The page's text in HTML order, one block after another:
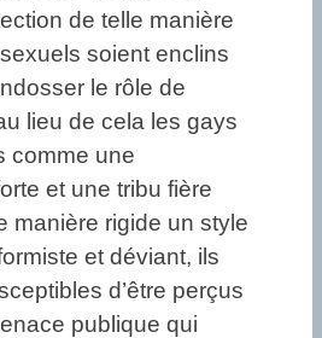
de telle manière
soient enclins
le rôle de
lieu de cela les gays
comme une
et une tribu fière
manière rigide un style
et déviant, ils
d’être perçus
publique qui